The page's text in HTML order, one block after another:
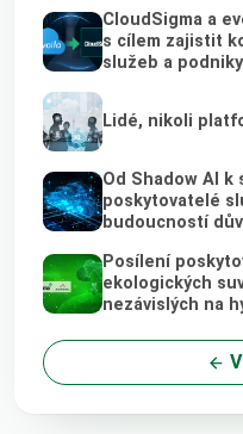
CloudSigma a
s cílem zajistit
služeb a podniky
Lidé, nikoli
Od Shadow AI
poskytovatelé
budoucností
Posílení
ekologických
nezávislých na